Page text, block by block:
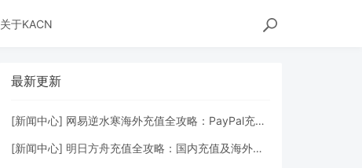
关于KACN
最新更新
[新闻中心] 网易逆水寒海外充值全攻略：PayPal充值流程与常见问题解答
[新闻中心] 明日方舟充值全攻略：国内充值及海外充值明日方舟详细教程